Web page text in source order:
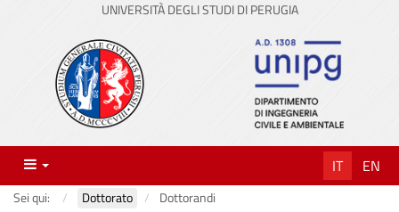
UNIVERSITÀ DEGLI STUDI DI PERUGIA
Menu IT EN
Sei qui: Dottorato Dottorandi